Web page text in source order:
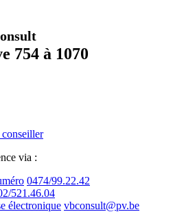
754 à 1070
via :
0474/99.22.42
521.46.04
électronique vbconsult@pv.be